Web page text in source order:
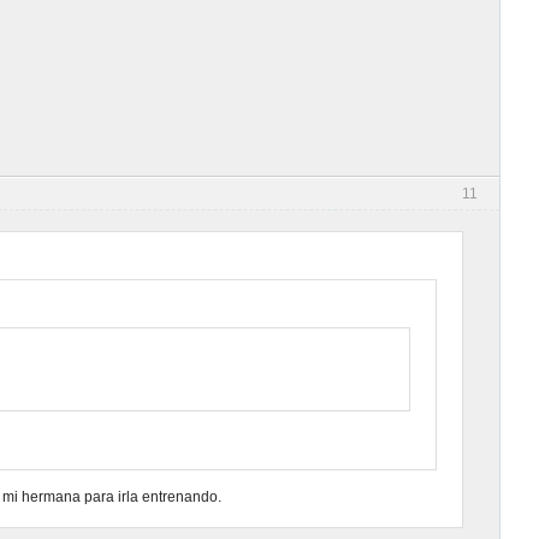
11
hermana para irla entrenando.